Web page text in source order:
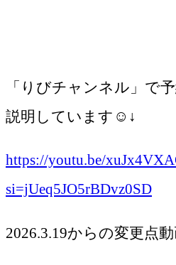
「りびチャンネル」で
説明しています☺️↓
https://youtu.be/
si=jUeq5JO5rBDvz0SD
2026.3.19からの変更点動